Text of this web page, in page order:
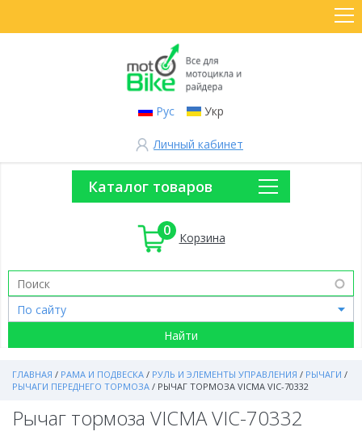
Рус Укр
Личный кабинет
Каталог товаров
0 Корзина
ГЛАВНАЯ / РАМА И ПОДВЕСКА / РУЛЬ И ЭЛЕМЕНТЫ УПРАВЛЕНИЯ / РЫЧАГИ /
РЫЧАГИ ПЕРЕДНЕГО ТОРМОЗА / РЫЧАГ ТОРМОЗА VICMA VIC-70332
Рычаг тормоза VICMA VIC-70332